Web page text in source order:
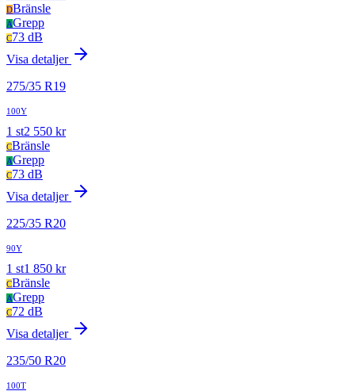
DBränsle
AGrepp
C73 dB
Visa detaljer
275/35 R19
100Y
1 st2 550 kr
CBränsle
AGrepp
C73 dB
Visa detaljer
225/35 R20
90Y
1 st1 850 kr
CBränsle
AGrepp
C72 dB
Visa detaljer
235/50 R20
100T